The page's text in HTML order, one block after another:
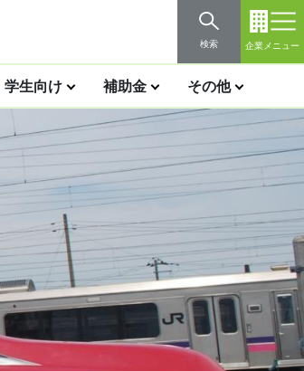
検索 企業メニュー
学生向け 補助金 その他